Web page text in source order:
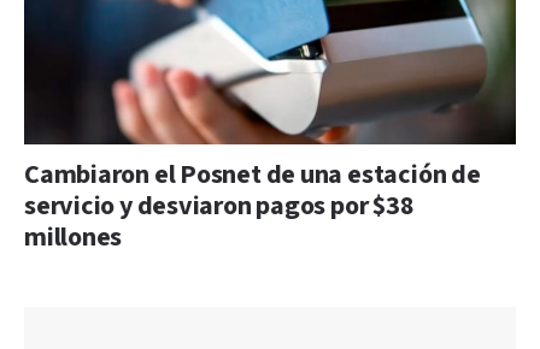
Cambiaron el Posnet de una estación de
servicio y desviaron pagos por $38
millones